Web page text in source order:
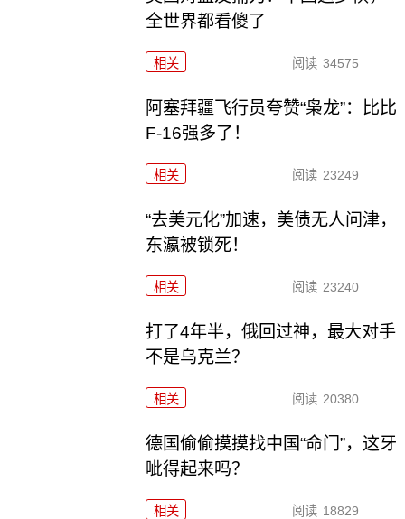
全世界都看傻了
相关 阅读 34575
阿塞拜疆飞行员夸赞“枭龙”：比比
F-16强多了！
相关 阅读 23249
“去美元化”加速，美债无人问津，
东瀛被锁死！
相关 阅读 23240
打了4年半，俄回过神，最大对手
不是乌克兰？
相关 阅读 20380
德国偷偷摸摸找中国“命门”，这牙
呲得起来吗？
相关 阅读 18829